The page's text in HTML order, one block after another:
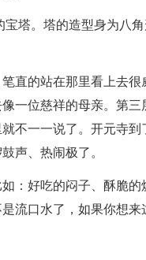
塔。塔的造型身为八角
的站在那里看上去很
一位慈祥的母亲。第三
不一一说了。开元寺到
声、热闹极了。
好吃的闷子、酥脆的
流口水了，如果你想来